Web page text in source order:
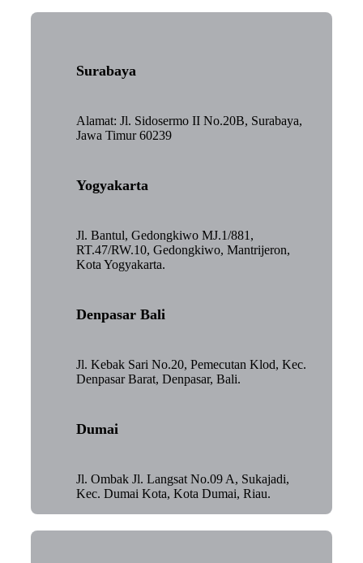
Surabaya
Alamat: Jl. Sidosermo II No.20B, Surabaya,
Jawa Timur 60239
Yogyakarta
Jl. Bantul, Gedongkiwo MJ.1/881,
RT.47/RW.10, Gedongkiwo, Mantrijeron,
Kota Yogyakarta.
Denpasar Bali
Jl. Kebak Sari No.20, Pemecutan Klod, Kec.
Denpasar Barat, Denpasar, Bali.
Dumai
Jl. Ombak Jl. Langsat No.09 A, Sukajadi,
Kec. Dumai Kota, Kota Dumai, Riau.